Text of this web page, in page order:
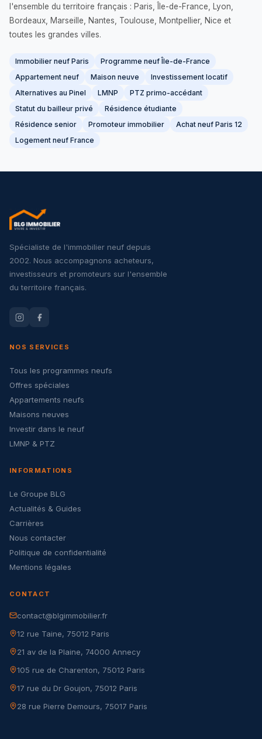
l'ensemble du territoire français : Paris, Île-de-France, Lyon,
Bordeaux, Marseille, Nantes, Toulouse, Montpellier, Nice et
toutes les grandes villes.
Immobilier neuf Paris
Programme neuf Île-de-France
Appartement neuf
Maison neuve
Investissement locatif
Alternatives au Pinel
LMNP
PTZ primo-accédant
Statut du bailleur privé
Résidence étudiante
Résidence senior
Promoteur immobilier
Achat neuf Paris 12
Logement neuf France
Spécialiste de l'immobilier neuf depuis
2002. Nous accompagnons acheteurs,
investisseurs et promoteurs sur l'ensemble
du territoire français.
NOS SERVICES
Tous les programmes neufs
Offres spéciales
Appartements neufs
Maisons neuves
Investir dans le neuf
LMNP & PTZ
INFORMATIONS
Le Groupe BLG
Actualités & Guides
Carrières
Nous contacter
Politique de confidentialité
Mentions légales
CONTACT
contact@blgimmobilier.fr
12 rue Taine, 75012 Paris
21 av de la Plaine, 74000 Annecy
105 rue de Charenton, 75012 Paris
17 rue du Dr Goujon, 75012 Paris
28 rue Pierre Demours, 75017 Paris